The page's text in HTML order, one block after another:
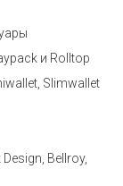
и Rolltop
Slimwallet
Bellroy,